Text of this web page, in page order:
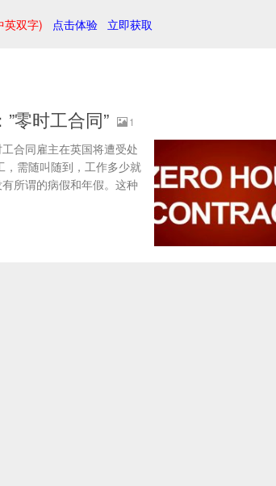
英双字) 点击体验 立即获取
零时工合同” 1
合同雇主在英国将遭受处
需随叫随到，工作多少就
所谓的病假和年假。这种